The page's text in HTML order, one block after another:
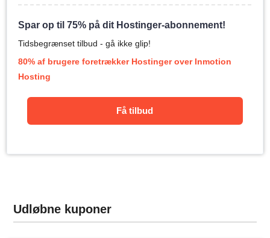
Spar op til 75% på dit Hostinger-abonnement!
Tidsbegrænset tilbud - gå ikke glip!
80% af brugere foretrækker Hostinger over Inmotion
Hosting
Få tilbud
Udløbne kuponer